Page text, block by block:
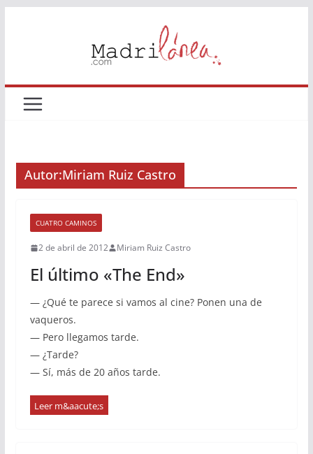
Autor:Miriam Ruiz Castro
CUATRO CAMINOS
2 de abril de 2012 Miriam Ruiz Castro
El último «The End»
— ¿Qué te parece si vamos al cine? Ponen una de
vaqueros.
— Pero llegamos tarde.
— ¿Tarde?
— Sí, más de 20 años tarde.